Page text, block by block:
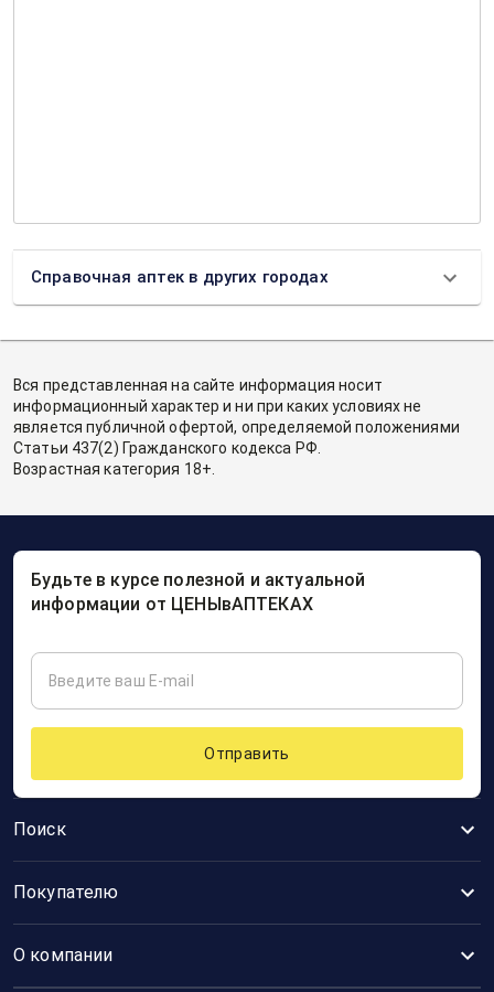
Справочная аптек в других городах
Вся представленная на сайте информация носит
информационный характер и ни при каких условиях не
является публичной офертой, определяемой положениями
Статьи 437(2) Гражданского кодекса РФ.
Возрастная категория 18+.
Поиск
Покупателю
О компании
Будьте в курсе полезной и актуальной
информации от ЦЕНЫвАПТЕКАХ
Отправить